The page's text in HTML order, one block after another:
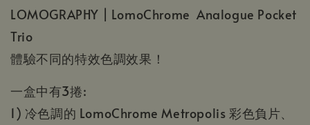
LOMOGRAPHY | LomoChrome Analogue Pocket
Trio
體驗不同的特效色調效果！
一盒中有3捲:
1) 冷色調的 LomoChrome Metropolis 彩色負片、